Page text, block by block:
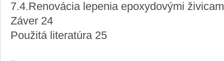
7.4.Renovácia lepenia epoxydovými
Záver 24
Použitá literatúra 25